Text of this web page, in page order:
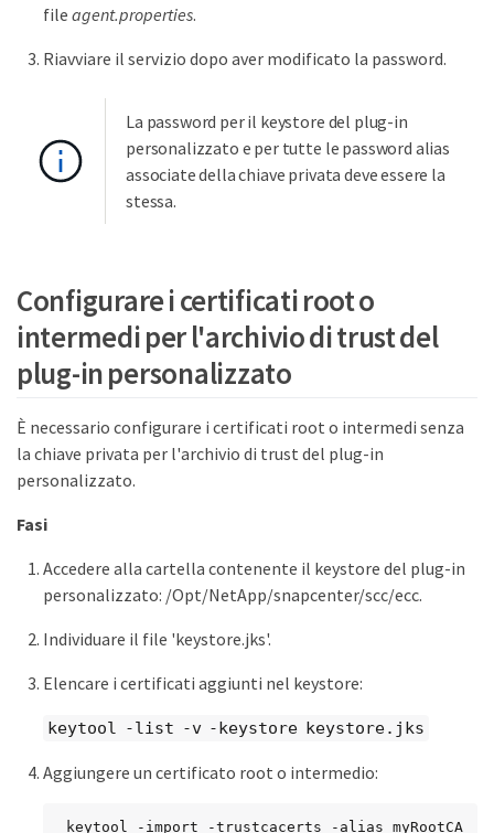
file agent.properties.
Riavviare il servizio dopo aver modificato la password.
La password per il keystore del plug-in
personalizzato e per tutte le password alias
associate della chiave privata deve essere la
stessa.
Configurare i certificati root o
intermedi per l'archivio di trust del
plug-in personalizzato
È necessario configurare i certificati root o intermedi senza
la chiave privata per l'archivio di trust del plug-in
personalizzato.
Fasi
Accedere alla cartella contenente il keystore del plug-in
personalizzato: /Opt/NetApp/snapcenter/scc/ecc.
Individuare il file 'keystore.jks'.
Elencare i certificati aggiunti nel keystore:
keytool -list -v -keystore keystore.jks
Aggiungere un certificato root o intermedio: